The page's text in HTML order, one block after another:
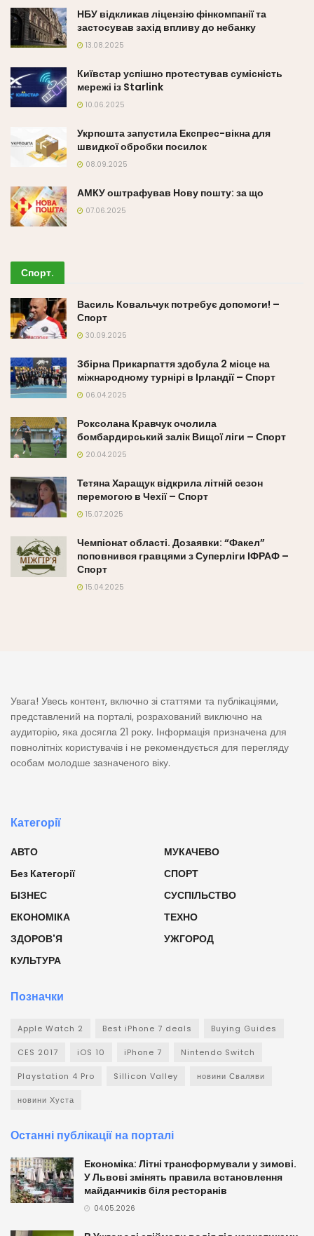
НБУ відкликав ліцензію фінкомпанії та
застосував захід впливу до небанку
13.08.2025
Київстар успішно протестував сумісність
мережі із Starlink
10.06.2025
Укрпошта запустила Експрес-вікна для
швидкої обробки посилок
08.09.2025
АМКУ оштрафував Нову пошту: за що
07.06.2025
Спорт.
Василь Ковальчук потребує допомоги! –
Спорт
30.09.2025
Збірна Прикарпаття здобула 2 місце на
міжнародному турнірі в Ірландії – Спорт
06.04.2025
Роксолана Кравчук очолила
бомбардирський залік Вищої ліги – Спорт
20.04.2025
Тетяна Харащук відкрила літній сезон
перемогою в Чехії – Спорт
15.07.2025
Чемпіонат області. Дозаявки: “Факел”
поповнився гравцями з Суперліги ІФРАФ –
Спорт
15.04.2025
Увага! Увесь контент, включно зі статтями та публікаціями,
представлений на порталі, розрахований виключно на
аудиторію, яка досягла 21 року. Інформація призначена для
повнолітніх користувачів і не рекомендується для перегляду
особам молодше зазначеного віку.
Категорії
АВТО
Без Категорії
БІЗНЕС
ЕКОНОМІКА
ЗДОРОВ'Я
КУЛЬТУРА
МУКАЧЕВО
СПОРТ
СУСПІЛЬСТВО
ТЕХНО
УЖГОРОД
Позначки
Apple Watch 2 Best iPhone 7 deals Buying Guides
CES 2017 iOS 10 iPhone 7 Nintendo Switch
Playstation 4 Pro Sillicon Valley новини Сваляви
новини Хуста
Останні публікації на порталі
Економіка: Літні трансформували у зимові.
У Львові змінять правила встановлення
майданчиків біля ресторанів
04.05.2026